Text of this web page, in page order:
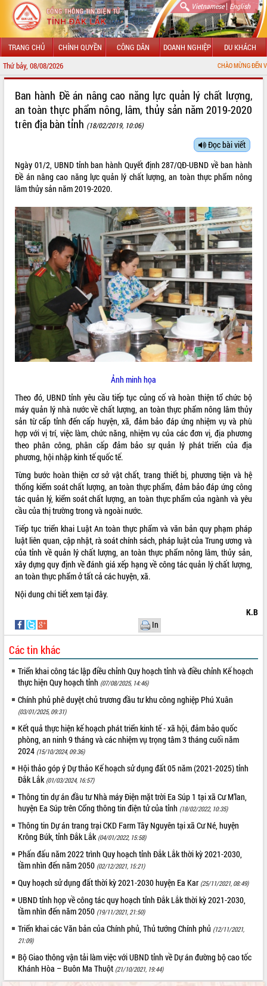
Vietnamese| English
TRANG CHỦ CHÍNH QUYỀN CÔNG DÂN DOANH NGHIỆP DU KHÁCH
Thứ bảy, 08/08/2026 CHÀO MỪNG ĐẾN VỚI CỔNG
LÃNH ĐẠO UBND TỈNH
SỞ, BAN, NGÀNH
UBND CÁC XÃ, PHƯỜNG
THÔNG TIN CHỈ ĐẠO ĐIỀU HÀNH
HỆ THỐNG VĂN BẢN
VĂN BẢN HĐND TỈNH
ĐIỂM TIN VĂN BẢN
QUY HOẠCH - KẾ HOẠCH
VIDEO
Không có file video nào để phát.
ALBUM ẢNH
LIÊN KẾT WEB
THỐNG KÊ TRUY CẬP
Hôm nay: 39429
Tất cả: 66084752
Ban hành Đề án nâng cao năng lực quản lý chất lượng,
an toàn thực phẩm nông, lâm, thủy sản năm 2019-2020
trên địa bàn tỉnh (18/02/2019, 10:06)
Đọc bài viết
Ngày 01/2, UBND tỉnh ban hành Quyết định 287/QĐ-UBND về ban hành
Đề án nâng cao năng lực quản lý chất lượng, an toàn thực phẩm nông
lâm thủy sản năm 2019-2020.
Ảnh minh họa
Theo đó, UBND tỉnh yêu cầu tiếp tục củng cố và hoàn thiện tổ chức bộ
máy quản lý nhà nước về chất lượng, an toàn thực phẩm nông lâm thủy
sản từ cấp tỉnh đến cấp huyện, xã, đảm bảo đáp ứng nhiệm vụ và phù
hợp với vị trí, việc làm, chức năng, nhiệm vụ của các đơn vị, địa phương
theo phân công, phân cấp đảm bảo sự quản lý phát triển của địa
phương, hội nhập kinh tế quốc tế.
Từng bước hoàn thiện cơ sở vật chất, trang thiết bị, phương tiện và hệ
thống kiểm soát chất lượng, an toàn thực phẩm, đảm bảo đáp ứng công
tác quản lý, kiểm soát chất lượng, an toàn thực phẩm của ngành và yêu
cầu của thị trường trong và ngoài nước.
Tiếp tục triển khai Luật An toàn thực phẩm và văn bản quy phạm pháp
luật liên quan, cập nhật, rà soát chính sách, pháp luật của Trung ương và
của tỉnh về quản lý chất lượng, an toàn thực phẩm nông lâm, thủy sản,
xây dựng quy định về đánh giá xếp hạng về công tác quản lý chất lượng,
an toàn thực phẩm ở tất cả các huyện, xã.
Nội dung chi tiết xemtại đây.
K.B
In
Các tin khác
Triển khai công tác lập điều chỉnh Quy hoạch tỉnh và điều chỉnh Kế hoạch
thực hiện Quy hoạch tỉnh (07/08/2025, 14:46)
Chính phủ phê duyệt chủ trương đầu tư khu công nghiệp Phú Xuân
(03/01/2025, 09:31)
Kết quả thực hiện kế hoạch phát triển kinh tế - xã hội, đảm bảo quốc
phòng, an ninh 9 tháng và các nhiệm vụ trọng tâm 3 tháng cuối năm
2024 (15/10/2024, 09:36)
Hội thảo góp ý Dự thảo Kế hoạch sử dụng đất 05 năm (2021-2025) tỉnh
Đắk Lắk (01/03/2024, 16:57)
Thông tin dự án đầu tư Nhà máy Điện mặt trời Ea Súp 1 tại xã Cư M’lan,
huyện Ea Súp trên Cổng thông tin điện tử của tỉnh (18/02/2022, 10:35)
Thông tin Dự án trang trại CKD Farm Tây Nguyên tại xã Cư Né, huyện
Krông Búk, tỉnh Đắk Lắk (04/01/2022, 15:58)
Phấn đấu năm 2022 trình Quy hoạch tỉnh Đắk Lắk thời kỳ 2021-2030,
tầm nhìn đến năm 2050 (02/12/2021, 15:21)
Quy hoạch sử dụng đất thời kỳ 2021-2030 huyện Ea Kar (25/11/2021, 08:49)
UBND tỉnh họp về công tác quy hoạch tỉnh Đắk Lắk thời kỳ 2021-2030,
tầm nhìn đến năm 2050 (19/11/2021, 21:50)
Triển khai các Văn bản của Chính phủ, Thủ tướng Chính phủ (12/11/2021,
21:09)
Bộ Giao thông vận tải làm việc với UBND tỉnh về Dự án đường bộ cao tốc
Khánh Hòa – Buôn Ma Thuột (21/10/2021, 19:44)